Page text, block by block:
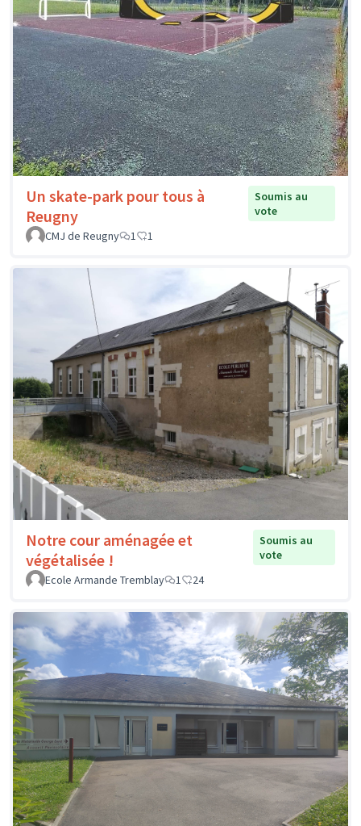
Un skate-park pour tous à
Reugny
Soumis au
vote
CMJ de Reugny
1 1
Notre cour aménagée et
végétalisée !
Soumis au
vote
Ecole Armande Tremblay
1 24